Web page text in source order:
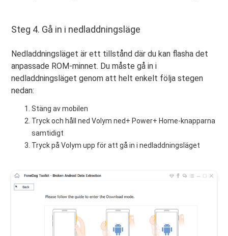
Steg 4. Gå in i nedladdningsläge
Nedladdningsläget är ett tillstånd där du kan flasha det
anpassade ROM-minnet. Du måste gå in i
nedladdningsläget genom att helt enkelt följa stegen
nedan:
Stäng av mobilen
Tryck och håll ned Volym ned+ Power+ Home-knapparna
samtidigt
Tryck på Volym upp för att gå in i nedladdningsläget